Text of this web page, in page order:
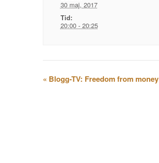
30 maj, 2017
Tid:
20:00 - 20:25
Evenemangsnavigation
« Blogg-TV: Freedom from money